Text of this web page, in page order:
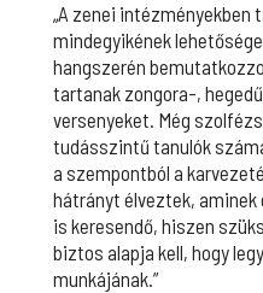
„A zenei
mindegyikének
hangszerén
tartanak zongora-,
versenyeket. Még
tudásszintű tanulók
a szempontból a
hátrányt élveztek,
is keresendő, hiszen
biztos alapja kell, hogy
munkájának.”